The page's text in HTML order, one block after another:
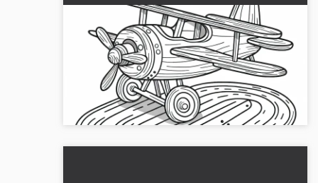
Aereo di legno pronto al decollo -
Disegno da colorare gratuito
Immagine da colorare creativa di un aereo
giocattolo in legno. Scaricalo gratuitamente ora e
coloralo online!...